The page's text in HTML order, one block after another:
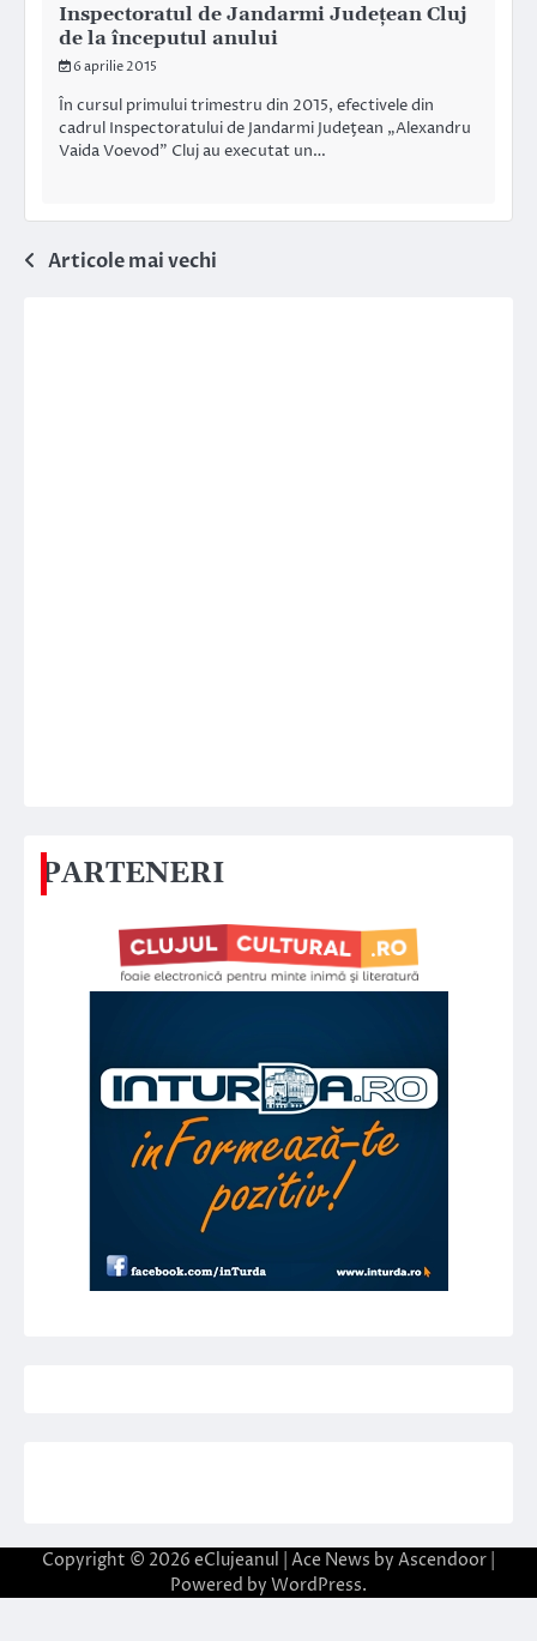
Inspectoratul de Jandarmi Județean Cluj
de la începutul anului
6 aprilie 2015
În cursul primului trimestru din 2015, efectivele din
cadrul Inspectoratului de Jandarmi Judeţean „Alexandru
Vaida Voevod” Cluj au executat un…
Navigare
Articole mai vechi
PARTENERI
Copyright © 2026 eClujeanul | Ace News by Ascendoor
Powered by WordPress.